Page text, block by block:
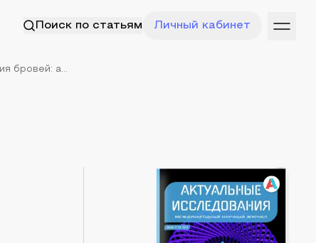
Поиск по статьям Личный кабинет
бровей: а...